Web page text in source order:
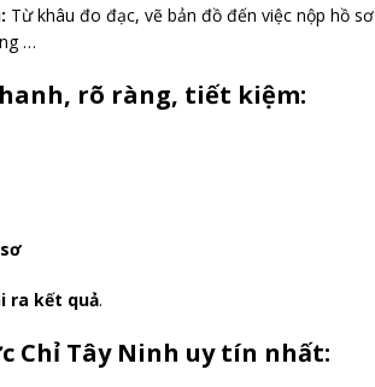
Từ khâu đo đạc, vẽ bản đồ đến việc nộp hồ sơ
…
rõ ràng, tiết kiệm:
ra kết quả.
Chỉ Tây Ninh uy tín nhất: